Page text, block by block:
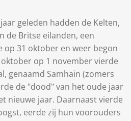
geleden hadden de Kelten,
de Britse eilanden, een
op 31 oktober en weer begon
op 1 november vierde
genaamd Samhain (zomers
de "dood" van het oude jaar
nieuwe jaar. Daarnaast vierde
eerde zij hun voorouders